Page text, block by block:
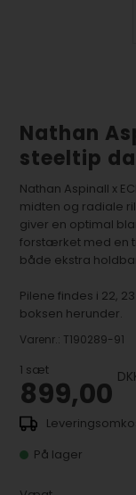
Nathan
steeltip
Nathan Aspinall x
midten og radiale
giver en optimal
forstærket med en
både ekstra
Pilene findes i 22,
boksen herunder.
Varenr.: T190289-91
1 sæt
899,00
På lager